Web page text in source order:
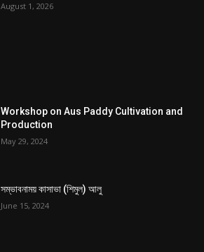
August 1, 2026
Workshop on Aus Paddy Cultivation and
Production
May 29, 2024
সম্ভাবনাময় কাসাভা (শিমুল) আলু
June 15, 2024